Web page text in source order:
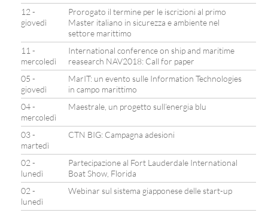
12 -
giovedì
Prorogato il termine per le iscrizioni al primo
Master italiano in sicurezza e ambiente nel
settore marittimo
11 -
mercoledì
International conference on ship and maritime
reasearch NAV2018: Call for paper
05 -
giovedì
MarIT: un evento sulle Information Technologies
in campo marittimo
04 -
mercoledì
Maestrale, un progetto sull’energia blu
03 -
martedì
CTN BIG: Campagna adesioni
02 -
lunedì
Partecipazione al Fort Lauderdale International
Boat Show, Florida
02 -
lunedì
Webinar sul sistema giapponese delle start-up